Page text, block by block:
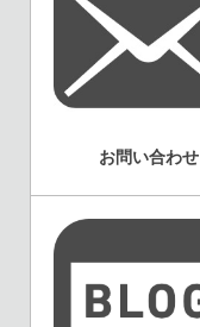
お問い合わせ